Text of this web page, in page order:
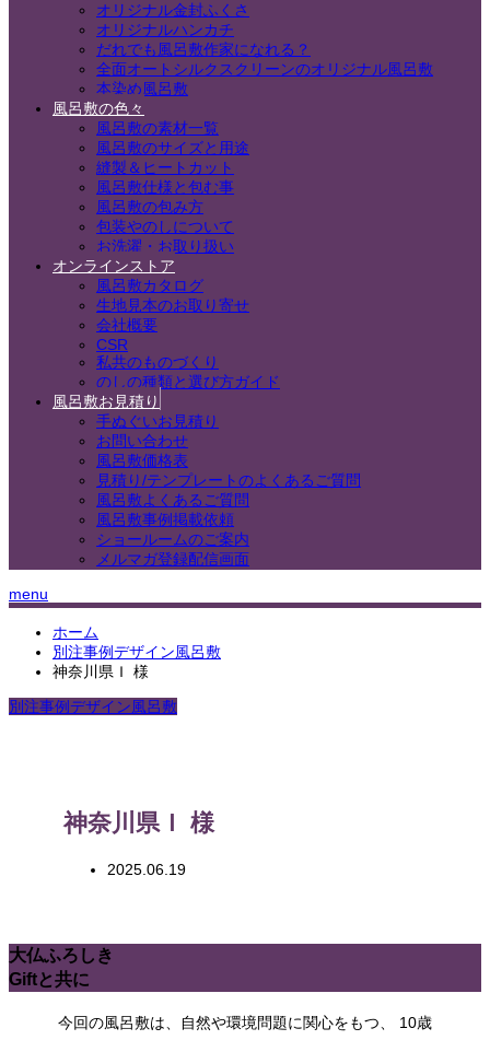
オリジナル金封ふくさ
オリジナルハンカチ
だれでも風呂敷作家になれる？
全面オートシルクスクリーンのオリジナル風呂敷
本染め風呂敷
風呂敷の色々
風呂敷の素材一覧
風呂敷のサイズと用途
縫製＆ヒートカット
風呂敷仕様と包む事
風呂敷の包み方
包装やのしについて
お洗濯・お取り扱い
オンラインストア
風呂敷カタログ
生地見本のお取り寄せ
会社概要
CSR
私共のものづくり
のしの種類と選び方ガイド
風呂敷お見積り
手ぬぐいお見積り
お問い合わせ
風呂敷価格表
見積り/テンプレートのよくあるご質問
風呂敷よくあるご質問
風呂敷事例掲載依頼
ショールームのご案内
メルマガ登録配信画面
menu
ホーム
別注事例デザイン風呂敷
神奈川県Ｉ 様
別注事例デザイン風呂敷
神奈川県Ｉ 様
2025.06.19
大仏ふろしき
Giftと共に
今回の風呂敷は、自然や環境問題に関心をもつ、 10歳